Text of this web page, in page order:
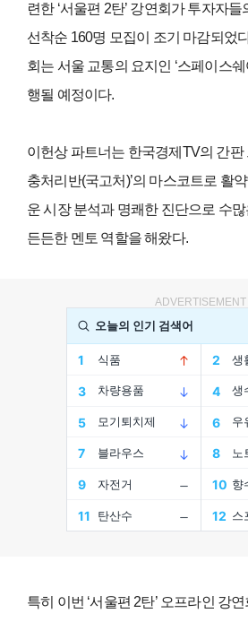
련한 ‘서울편 2탄’ 강연회가 투자자
선착순 160명 모집이 조기 마감되었
회는 서울 교통의 요지인 ‘스페이스
행될 예정이다.
이헌상 파트너는 한국경제TV의 간판
충처리반(국고처)’의 마스코트로 활
운 시장 분석과 명쾌한 진단으로 수
든든한 멘토 역할을 해왔다.
ADVERTISEMENT
특히 이번 ‘서울편 2탄’ 오프라인 강